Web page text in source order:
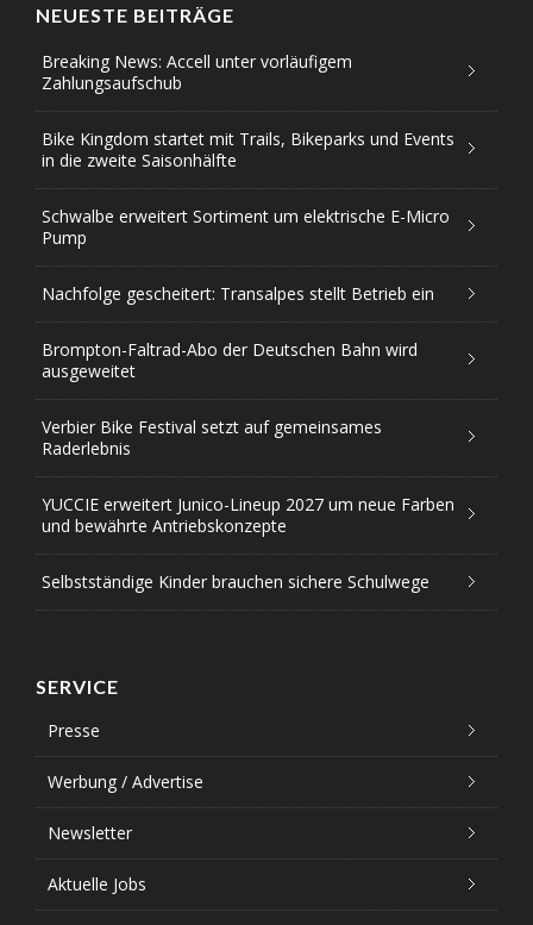
NEUESTE BEITRÄGE
Breaking News: Accell unter vorläufigem
Zahlungsaufschub
Bike Kingdom startet mit Trails, Bikeparks und Events
in die zweite Saisonhälfte
Schwalbe erweitert Sortiment um elektrische E-Micro
Pump
Nachfolge gescheitert: Transalpes stellt Betrieb ein
Brompton-Faltrad-Abo der Deutschen Bahn wird
ausgeweitet
Verbier Bike Festival setzt auf gemeinsames
Raderlebnis
YUCCIE erweitert Junico-Lineup 2027 um neue Farben
und bewährte Antriebskonzepte
Selbstständige Kinder brauchen sichere Schulwege
SERVICE
Presse
Werbung / Advertise
Newsletter
Aktuelle Jobs